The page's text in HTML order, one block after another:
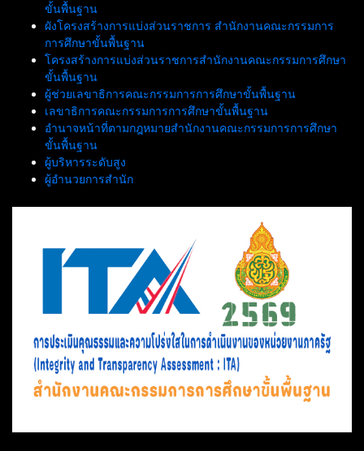
ขั้นพื้นฐาน
ผังโครงสร้างการแบ่งส่วนราชการ สำนักงานคณะกรรมการ
การศึกษาขั้นพื้นฐาน
โครงสร้างการแบ่งส่วนราชการสำนักงานคณะกรรมการศึกษา
ขั้นพื้นฐาน
ผู้ช่วยเลขาธิการคณะกรรมการการศึกษาขั้นพื้นฐาน
เลขาธิการคณะกรรมการการศึกษาขั้นพื้นฐาน
อำนาจหน้าที่ตามกฎหมายสำนักงานคณะกรรมการการศึกษา
ขั้นพื้นฐาน
ผู้บริหารระดับสูง
ผู้อำนวยการสำนัก